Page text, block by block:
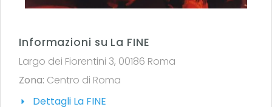
Informazioni su La FINE
Largo dei Fiorentini 3, 00186 Roma
Zona: Centro di Roma
Dettagli La FINE